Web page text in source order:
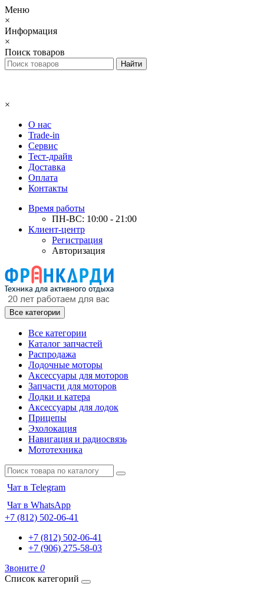
Меню
×
Информация
×
Поиск товаров
×
О нас
Trade-in
Сервис
Тест-драйв
Доставка
Оплата
Контакты
Время работы
ПН-ВС: 10:00 - 21:00
Клиент-центр
Регистрация
Авторизация
Все категории
Все категории
Каталог запчастей
Распродажа
Лодочные моторы
Аксессуары для моторов
Запчасти для моторов
Лодки и катера
Аксессуары для лодок
Прицепы
Эхолокация
Навигация и радиосвязь
Мототехника
Чат в Telegram
Чат в WhatsApp
+7 (812) 502-06-41
+7 (812) 502-06-41
+7 (906) 275-58-03
Звоните 0
Список категорий